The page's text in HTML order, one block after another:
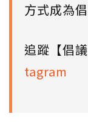
方式成為
追蹤【倡
tagram